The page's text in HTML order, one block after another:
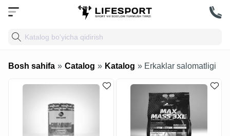
Bosh sahifa » Catalog » Katalog » Erkaklar salomatligi